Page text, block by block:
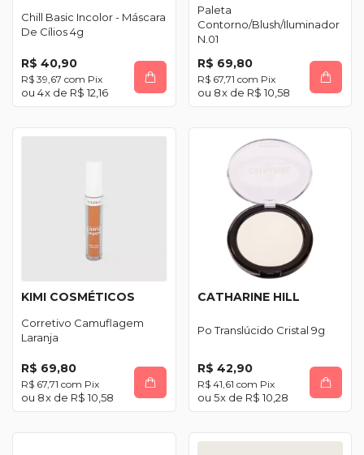
Chill Basic Incolor - Máscara
De Cílios 4g
R$ 40,90
R$ 39,67 com Pix
4x de R$ 12,16
Paleta
Contorno/Blush/Iluminador
N.01
R$ 69,80
R$ 67,71 com Pix
8x de R$ 10,58
KIMI COSMÉTICOS
Corretivo Camuflagem
Laranja
R$ 69,80
R$ 67,71 com Pix
8x de R$ 10,58
CATHARINE HILL
Po Translúcido Cristal 9g
R$ 42,90
R$ 41,61 com Pix
5x de R$ 10,28